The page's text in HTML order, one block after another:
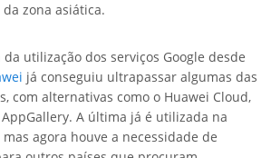
zona asiática.
utilização dos serviços Google desde
já conseguiu ultrapassar algumas das
com alternativas como o Huawei Cloud,
A última já é utilizada na
agora houve a necessidade de